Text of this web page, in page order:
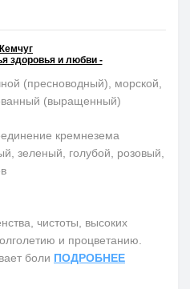
здоровья и любви -
(пресноводный), морской,
(выращенный)
кремнезема
зеленый, голубой, розовый,
чистоты, высоких
и процветанию.
боли ПОДРОБНЕЕ